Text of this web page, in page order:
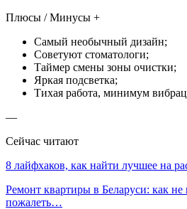
Плюсы / Минусы +
Самый необычный дизайн;
Советуют стоматологи;
Таймер смены зоны очистки;
Яркая подсветка;
Тихая работа, минимум
—
Сейчас читают
8 лайфхаков, как найти лучшее на
Ремонт квартиры в Беларуси: как не
пожалеть…